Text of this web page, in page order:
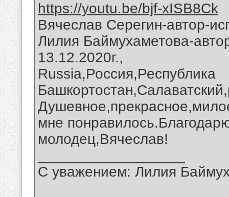
https://youtu.be/bjf-xISB8Ck
Вячеслав Серегин-автор-
Лилия Баймухаметова-
13.12.2020г.,
Russia,Россия,Республика
мне
молодец,Вячеслав!
С уважением: Лилия